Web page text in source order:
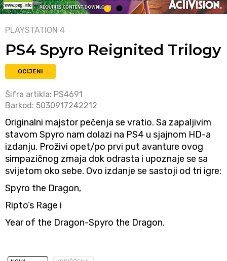
1 2
PLAYSTATION 4
PS4 Spyro Reignited Trilogy
OCIJENI
Šifra artikla: PS4691
Barkod: 5030917242212
Originalni majstor pečenja se vratio. Sa zapaljivim
stavom Spyro nam dolazi na PS4 u sjajnom HD-a
izdanju. Proživi opet/po prvi put avanture ovog
simpazičnog zmaja dok odrasta i upoznaje se sa
svijetom oko sebe. Ovo izdanje se sastoji od tri igre:
Spyro the Dragon,
Ripto’s Rage i
Year of the Dragon-Spyro the Dragon.